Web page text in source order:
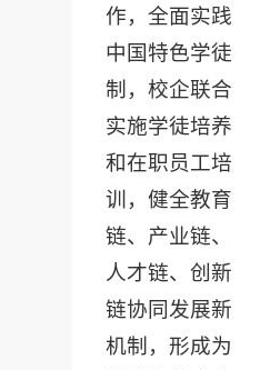
作，全面实践
中国特色学徒
制，校企联合
实施学徒培养
和在职员工培
训，健全教育
链、产业链、
人才链、创新
链协同发展新
机制，形成为